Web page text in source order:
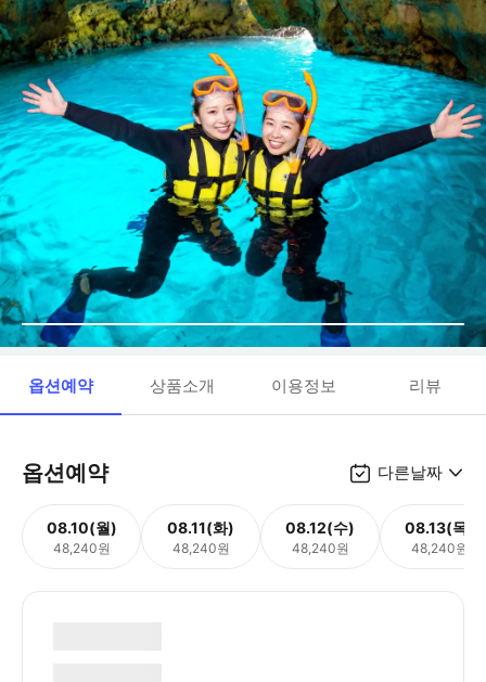
옵션예약 상품소개 이용정보 리뷰
옵션예약 다른날짜
08.10(월)
48,240원
08.11(화)
48,240원
08.12(수)
48,240원
08.13(목)
48,240원